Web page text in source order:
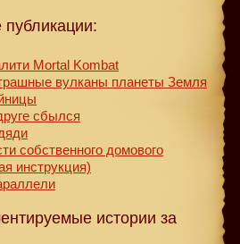
Mortal Kombat
вулканы планеты Земля
сбылся
собственного домового
инструкция)
истории за